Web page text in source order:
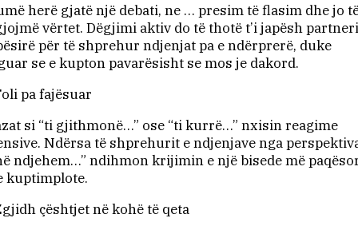
herë gjatë një debati, ne … presim të flasim dhe jo
vërtet. Dëgjimi aktiv do të thotë t’i japësh
për të shprehur ndjenjat pa e ndërprerë, duke
se e kupton pavarësisht se mos je dakord.
pa fajësuar
si “ti gjithmonë…” ose “ti kurrë…” nxisin reagime
Ndërsa të shprehurit e ndjenjave nga
ndjehem…” ndihmon krijimin e një bisede më
kuptimplote.
çështjet në kohë të qeta